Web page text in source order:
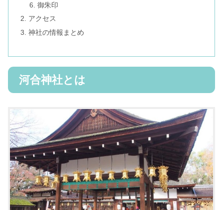
御朱印
アクセス
神社の情報まとめ
河合神社とは